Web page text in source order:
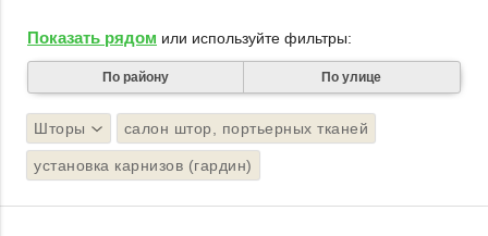
Показать рядом или используйте фильтры:
По району По улице
Шторы салон штор, портьерных тканей
установка карнизов (гардин)